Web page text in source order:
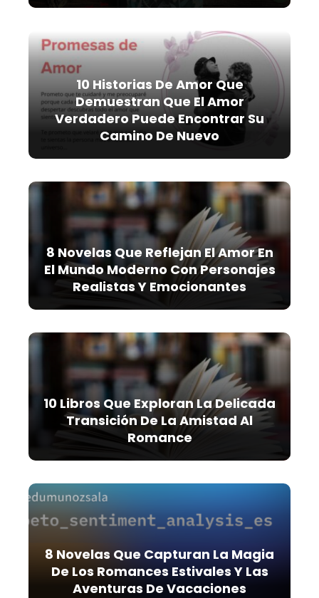
10 Historias De Amor Que
Demuestran Que El Amor
Verdadero Puede Encontrar Su
Camino De Nuevo
8 Novelas Que Reflejan El Amor En
El Mundo Moderno Con Personajes
Realistas Y Emocionantes
10 Libros Que Exploran La Delicada
Transición De La Amistad Al
Romance
8 Novelas Que Capturan La Magia
De Los Romances Estivales Y Las
Aventuras De Vacaciones